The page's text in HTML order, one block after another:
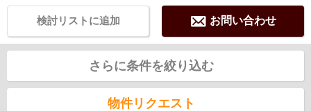
お問い合わせ
検討リストに追加
さらに条件を絞り込む
物件リクエスト